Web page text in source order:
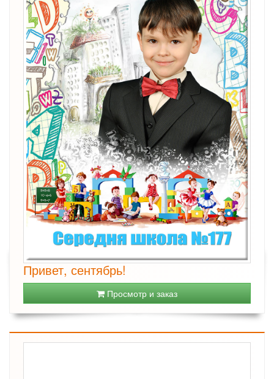
Привет, сентябрь!
Просмотр и заказ